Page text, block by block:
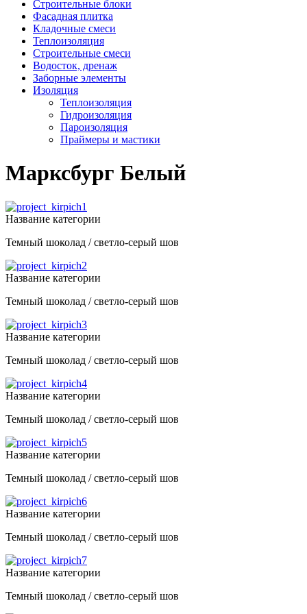
Строительные блоки
Фасадная плитка
Кладочные смеси
Теплоизоляция
Строительные смеси
Водосток, дренаж
Заборные элементы
Изоляция
Теплоизоляция
Гидроизоляция
Пароизоляция
Праймеры и мастики
Марксбург Белый
Название категории
Темный шоколад / светло-серый шов
Название категории
Темный шоколад / светло-серый шов
Название категории
Темный шоколад / светло-серый шов
Название категории
Темный шоколад / светло-серый шов
Название категории
Темный шоколад / светло-серый шов
Название категории
Темный шоколад / светло-серый шов
Название категории
Темный шоколад / светло-серый шов